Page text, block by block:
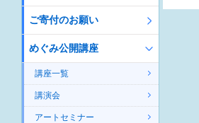
ご寄付のお願い
めぐみ公開講座
講座一覧
講演会
アートセミナー